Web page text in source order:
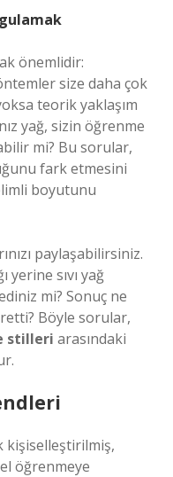
önemlidir:
size daha çok
teorik yaklaşım
yağ, sizin öğrenme
mi? Bu sorular,
fark etmesini
boyutunu
paylaşabilirsiniz.
sıvı yağ
mi? Sonuç ne
Böyle sorular,
stilleri arasındaki
kişiselleştirilmiş,
öğrenmeye